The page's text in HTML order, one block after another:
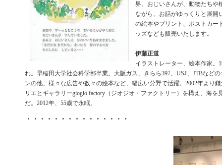
界。おじいさんが、動物たちや
ながら、お話がゆっくりと展開
の絵本やプリント、ポストカー
ッズなども販売いたします。
伊藤正道
イラストレーター、絵本作家。
れ。早稲田大学社会科学部卒業。大阪ガス、きらら397、USJ、JTBなど
ンの他、様々な広告や数々の絵本など、幅広い分野で活躍。2002年より
リエとギャラリーgiogio factory（ジオジオ・ファクトリー）を構え、海を
だ。2012年、55歳で永眠。
・・・・・・・・・・・・・・・